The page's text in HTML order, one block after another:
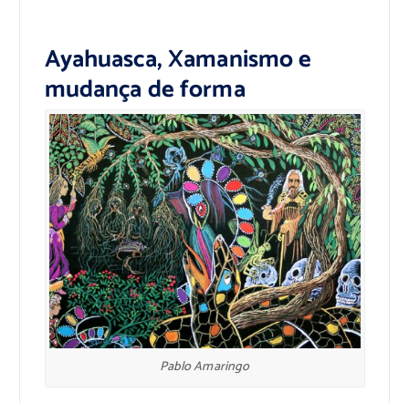
Ayahuasca, Xamanismo e
mudança de forma
Pablo Amaringo